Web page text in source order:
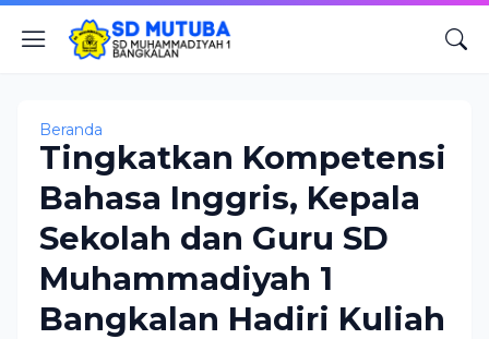
Beranda
Tingkatkan Kompetensi
Bahasa Inggris, Kepala
Sekolah dan Guru SD
Muhammadiyah 1
Bangkalan Hadiri Kuliah